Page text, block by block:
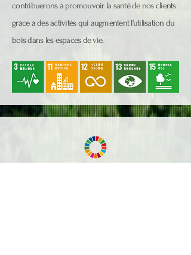
contribuerons à promouvoir la santé de nos clients
grâce à des activités qui augmentent l'utilisation du
bois dans les espaces de vie.